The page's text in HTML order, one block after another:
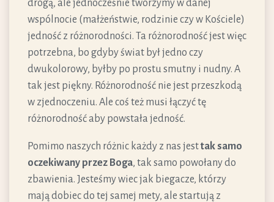
drogą, ale jednocześnie tworzymy w danej
wspólnocie (małżeństwie, rodzinie czy w Kościele)
jedność z różnorodności. Ta różnorodność jest więc
potrzebna, bo gdyby świat był jedno czy
dwukolorowy, byłby po prostu smutny i nudny. A
tak jest piękny. Różnorodność nie jest przeszkodą
w zjednoczeniu. Ale coś też musi łączyć tę
różnorodność aby powstała jedność.
Pomimo naszych różnic każdy z nas jesttak samo
oczekiwany przez Boga, tak samo powołany do
zbawienia. Jesteśmy wiec jak biegacze, którzy
mają dobiec do tej samej mety, ale startują z